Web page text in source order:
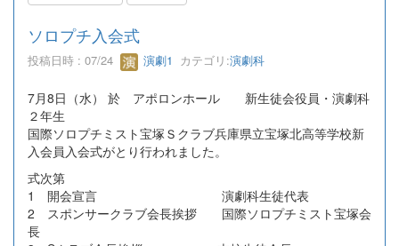
ソロプチ入会式
投稿日時 : 07/24 演劇1 カテゴリ:演劇科
7月8日（水） 於 アポロンホール 新生徒会役員・演劇科
２年生
国際ソロプチミスト宝塚Ｓクラブ兵庫県立宝塚北高等学校新
入会員入会式がとり行われました。
式次第
1 開会宣言 演劇科生徒代表
2 スポンサークラブ会長挨拶 国際ソロプチミスト宝塚会
長